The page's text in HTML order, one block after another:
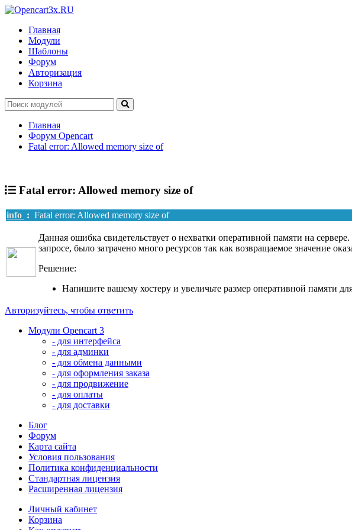
Главная
Модули
Шаблоны
Форум
Авторизация
Корзина
Главная
Форум Opencart
Fatal error: Allowed memory size of
Fatal error: Allowed memory size of
info : Fatal error: Allowed memory size of
Данная ошибка свидетельствует о нехватки оперативной памяти на
запросе, было затрачено много ресурсов так как возвращаемое значение
Решение:
Напишите вашему хостеру и увеличьте размер оперативной памяти
Авторизуйтесь, чтобы ответить
Модули Opencart 3
- для интерфейса
- для админки
- для обмена данными
- для оформления заказа
- для продвижение
- для оплаты
- для доставки
Блог
Форум
Карта сайта
Условия пользования
Политика конфиденциальности
Стандартная лицензия
Расширенная лицензия
Личный кабинет
Корзина